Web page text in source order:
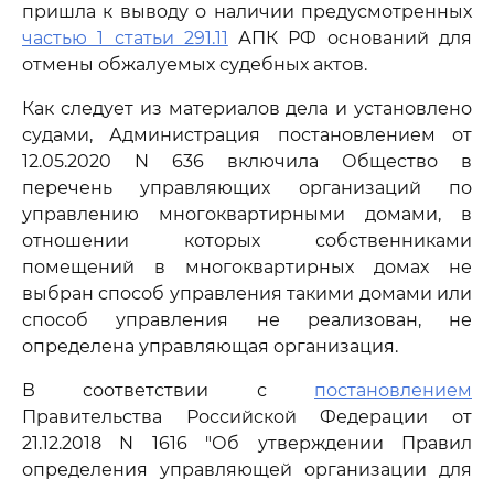
пришла к выводу о наличии предусмотренных
частью 1 статьи 291.11 АПК РФ оснований для
отмены обжалуемых судебных актов.
Как следует из материалов дела и установлено
судами, Администрация постановлением от
12.05.2020 N 636 включила Общество в
перечень управляющих организаций по
управлению многоквартирными домами, в
отношении которых собственниками
помещений в многоквартирных домах не
выбран способ управления такими домами или
способ управления не реализован, не
определена управляющая организация.
В соответствии с постановлением
Правительства Российской Федерации от
21.12.2018 N 1616 "Об утверждении Правил
определения управляющей организации для